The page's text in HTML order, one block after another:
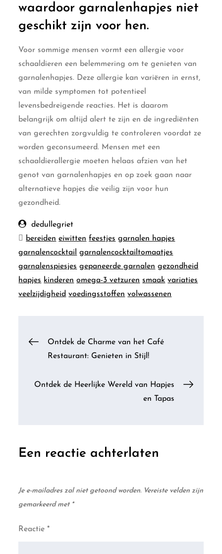
waardoor garnalenhapjes niet
geschikt zijn voor hen.
Voor sommige mensen vormt een allergie voor
schaaldieren een belemmering om te genieten van
garnalenhapjes. Deze allergie kan variëren in ernst,
van milde symptomen tot potentieel
levensbedreigende reacties. Het is daarom
belangrijk om altijd alert te zijn en de ingrediënten
van gerechten zorgvuldig te controleren voordat ze
worden geconsumeerd. Mensen met een
schaaldierallergie moeten helaas afzien van het
genot van garnalenhapjes en op zoek gaan naar
alternatieve hapjes die veilig zijn voor hun
gezondheid.
dedullegriet
bereiden eiwitten feestjes garnalen hapjes
garnalencocktail
garnalencocktailtomaatjes
garnalenspiesjes gepaneerde garnalen gezondheid
hapjes kinderen omega-3 vetzuren smaak variaties
veelzijdigheid voedingsstoffen volwassenen
Berichtnavigatie
Ontdek de Charme van het Café
Restaurant: Genieten in Stijl!
Ontdek de Heerlijke Wereld van Hapjes
en Tapas
Een reactie achterlaten
Je e-mailadres zal niet getoond worden. Vereiste velden zijn
gemarkeerd met *
Reactie*